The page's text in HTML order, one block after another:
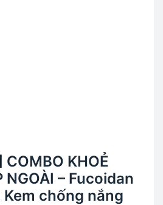
KHOẺ
NGOÀI – Fucoidan
chống nắng